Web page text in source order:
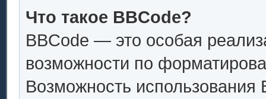
Что такое BBCode?
BBCode — это особая
возможности по
Возможность использования